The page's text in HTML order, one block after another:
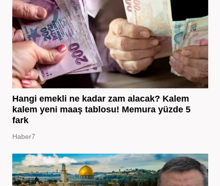
Hangi emekli ne kadar zam alacak? Kalem
kalem yeni maaş tablosu! Memura yüzde 5
fark
Haber7